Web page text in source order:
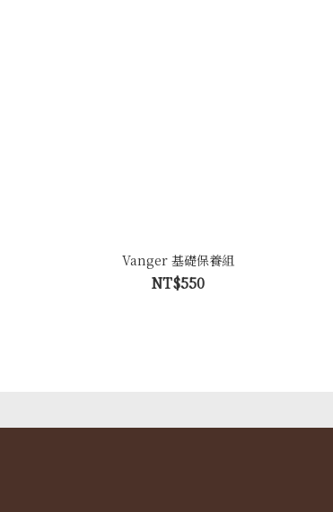
Vanger 基礎保養組
NT$550